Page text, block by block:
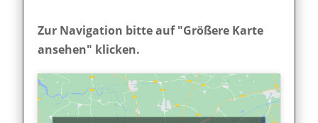
Zur Navigation bitte auf "Größere Karte
ansehen" klicken.